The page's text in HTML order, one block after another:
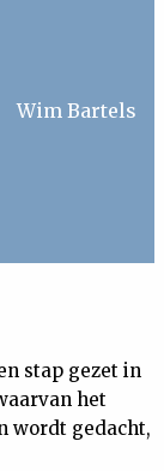
Wim Bartels
stap gezet in
het
wordt gedacht,